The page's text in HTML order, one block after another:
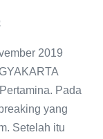
2019
Pada
yang
Setelah itu